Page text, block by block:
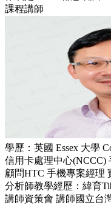
課程講師
學歷：英國 Essex 大學
信用卡處理中心(NCCC)
顧問HTC 手機專案經理
分析師教學經歷：緯育
講師資策會 講師國立台